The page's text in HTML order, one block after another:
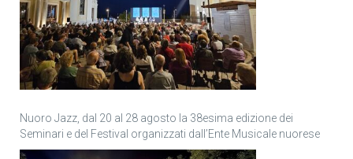
Nuoro Jazz, dal 20 al 28 agosto la 38esima edizione dei
Seminari e del Festival organizzati dall’Ente Musicale nuorese